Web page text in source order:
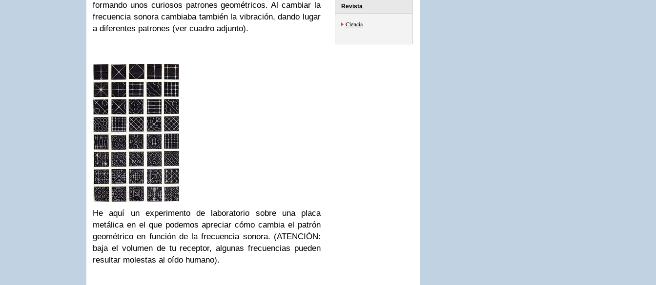
formando unos curiosos patrones geométricos. Al cambiar la
frecuencia sonora cambiaba también la vibración, dando lugar
a diferentes patrones (ver cuadro adjunto).
He aquí un experimento de laboratorio sobre una placa
metálica en el que podemos apreciar cómo cambia el patrón
geométrico en función de la frecuencia sonora. (ATENCIÓN:
baja el volumen de tu receptor, algunas frecuencias pueden
resultar molestas al oído humano).
Revista
Ciencia